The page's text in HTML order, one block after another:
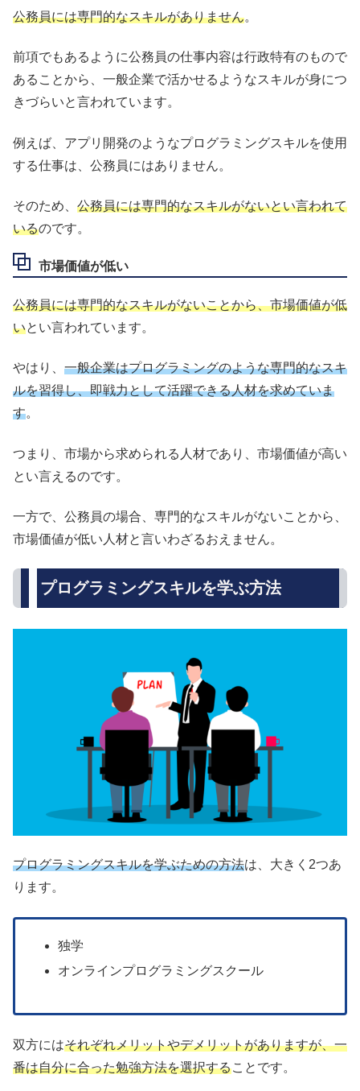
公務員には専門的なスキルがありません。
前項でもあるように公務員の仕事内容は行政特有のもので
あることから、一般企業で活かせるようなスキルが身につ
きづらいと言われています。
例えば、アプリ開発のようなプログラミングスキルを使用
する仕事は、公務員にはありません。
そのため、 公務員には専門的なスキルがないとい言われて
いるのです。
市場価値が低い
公務員には専門的なスキルがないことから、市場価値が低
いとい言われています。
やはり、 一般企業はプログラミングのような専門的なスキ
ルを習得し、即戦力として活躍できる人材を求めていま
す。
つまり、市場から求められる人材であり、市場価値が高い
とい言えるのです。
一方で、公務員の場合、専門的なスキルがないことから、
市場価値が低い人材と言いわざるおえません。
プログラミングスキルを学ぶ方法
プログラミングスキルを学ぶための方法は、大きく2つあ
ります。
独学
オンラインプログラミングスクール
双方にはそれぞれメリットやデメリットがありますが、一
番は自分に合った勉強方法を選択することです。